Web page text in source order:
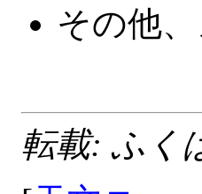
その他
転載: ふく